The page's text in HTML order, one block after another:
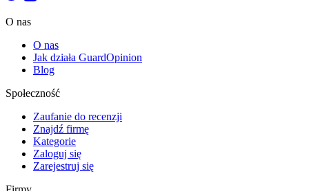
O nas
O nas
Jak działa GuardOpinion
Blog
Społeczność
Zaufanie do recenzji
Znajdź firmę
Kategorie
Zaloguj się
Zarejestruj się